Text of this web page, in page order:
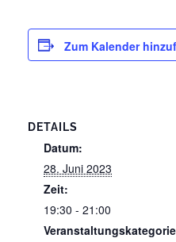
Zum Kalender
DETAILS
Datum:
28. Juni 2023
Zeit:
19:30 - 21:00